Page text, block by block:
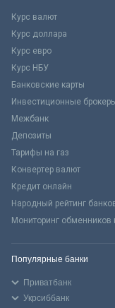
Курс валют
Курс доллара
Курс евро
Курс НБУ
Банковские карты
Инвестиционные
Межбанк
Депозиты
Тарифы на газ
Конвертер валют
Кредит онлайн
Народный рейтинг
Мониторинг обменников
Популярные банки
Приватбанк
Укрсиббанк